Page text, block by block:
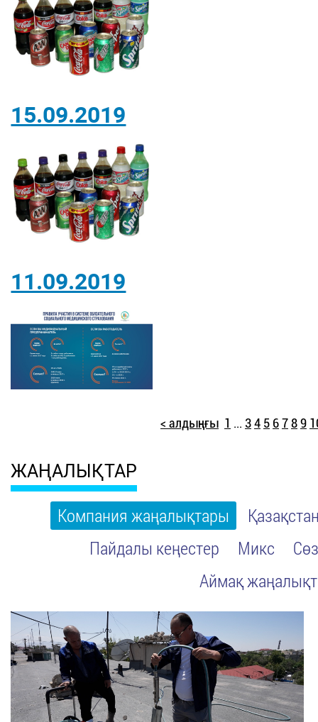
15.09.2019
11.09.2019
< алдыңғы 1 ... 34 5 6789
ЖАҢАЛЫҚТАР
Компания жаңалықтары
Пайдалы кеңестер
Микс
Аймақ